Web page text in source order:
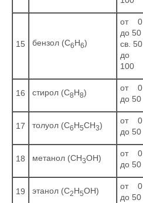
15 бензол (С6Н6)
от 0
до 50
св. 50
до
100
16 стирол (С8Н8)
от 0
до 50
17 толуол (С6Н5СН3)
от 0
до 50
18 метанол (СН3ОН)
от 0
до 50
19 этанол (С2Н5ОН)
от 0
до 50